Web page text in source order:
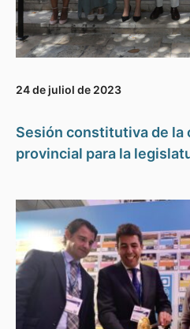
24 de juliol de 2023
Sesión constitutiva de la
provincial para la